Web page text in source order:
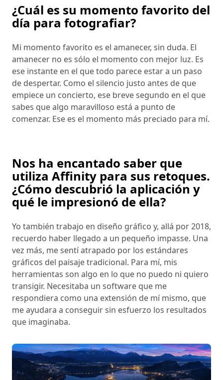
¿Cuál es su momento favorito del
día para fotografiar?
Mi momento favorito es el amanecer, sin duda. El
amanecer no es sólo el momento con mejor luz. Es
ese instante en el que todo parece estar a un paso
de despertar. Como el silencio justo antes de que
empiece un concierto, ese breve segundo en el que
sabes que algo maravilloso está a punto de
comenzar. Ese es el momento más preciado para mí.
Nos ha encantado saber que
utiliza Affinity para sus retoques.
¿Cómo descubrió la aplicación y
qué le impresionó de ella?
Yo también trabajo en diseño gráfico y, allá por 2018,
recuerdo haber llegado a un pequeño impasse. Una
vez más, me sentí atrapado por los estándares
gráficos del paisaje tradicional. Para mí, mis
herramientas son algo en lo que no puedo ni quiero
transigir. Necesitaba un software que me
respondiera como una extensión de mí mismo, que
me ayudara a conseguir sin esfuerzo los resultados
que imaginaba.